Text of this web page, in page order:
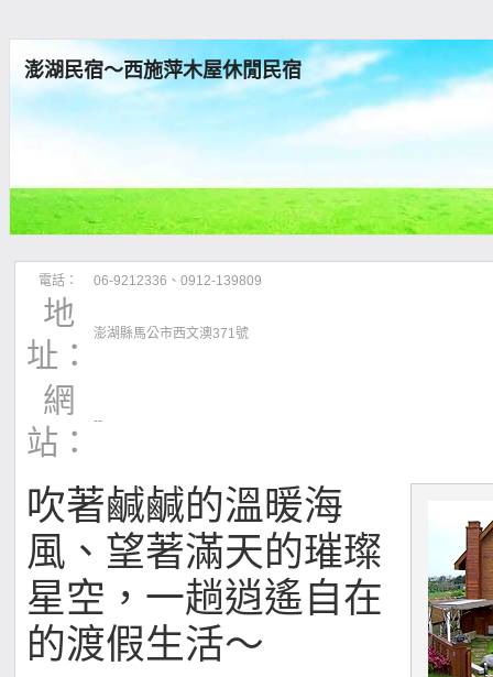
澎湖民宿～西施萍木屋休閒民宿
電話： 06-9212336、0912-139809
地
址：
澎湖縣馬公市西文澳371號
網
站：
--
吹著鹹鹹的溫暖海
風、望著滿天的璀璨
星空，一趟逍遙自在
的渡假生活～